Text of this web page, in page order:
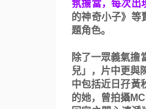
氛擔當，每次出
的神奇小子》 等
題角色。
除了一眾義氣擔
兒」，片中更與
中包括近日孖黃
的她，
曾拍攝MC